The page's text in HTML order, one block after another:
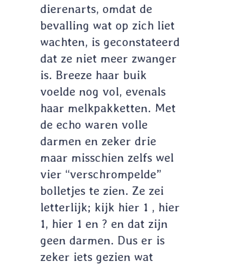
dierenarts, omdat de
bevalling wat op zich liet
wachten, is geconstateerd
dat ze niet meer zwanger
is. Breeze haar buik
voelde nog vol, evenals
haar melkpakketten. Met
de echo waren volle
darmen en zeker drie
maar misschien zelfs wel
vier “verschrompelde”
bolletjes te zien. Ze zei
letterlijk; kijk hier 1 , hier
1, hier 1 en ? en dat zijn
geen darmen. Dus er is
zeker iets gezien wat